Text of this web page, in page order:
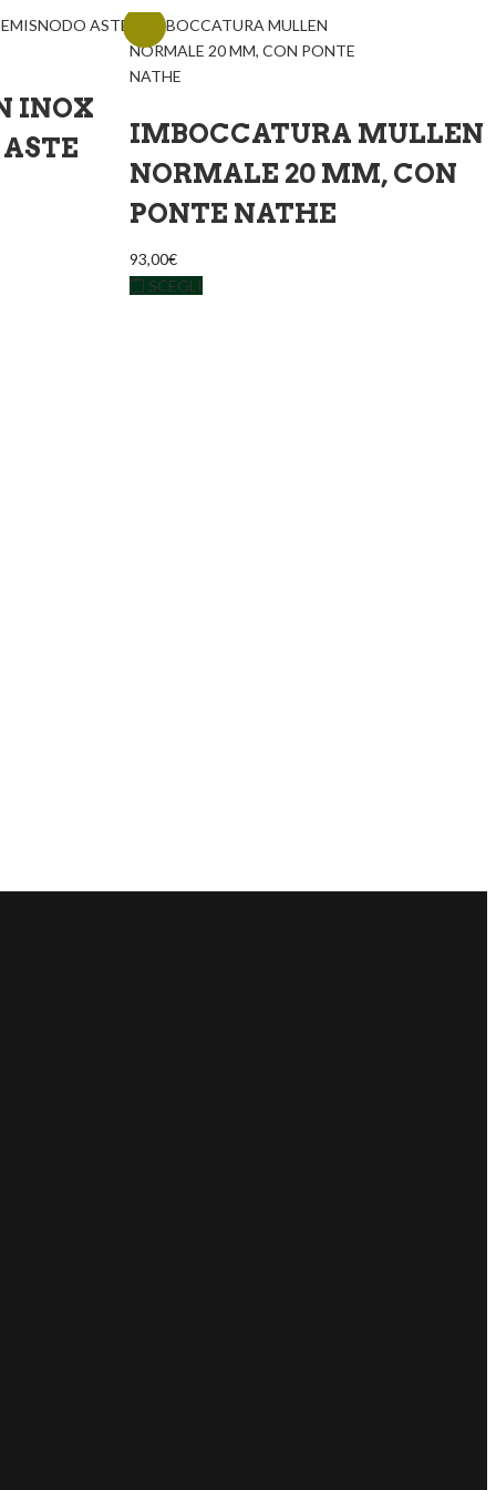
INOX
IMBOCCATURA MULLEN
NORMALE 20 MM, CON
PONTE NATHE
93,00€
SCEGLI